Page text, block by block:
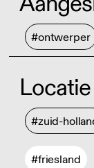
#ontwerper
Locatie
#zuid-
#friesland